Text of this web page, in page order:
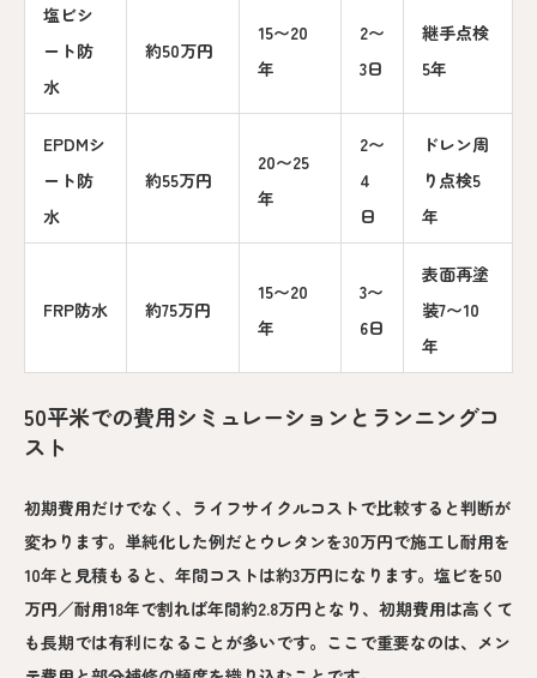
塩ビシ
ート防
水
約50万円
15〜20
年
2〜
3日
継手点検
5年
EPDMシ
ート防
水
約55万円
20〜25
年
2〜
4
日
ドレン周
り点検5
年
FRP防水 約75万円
15〜20
年
3〜
6日
表面再塗
装7〜10
年
50平米での費用シミュレーションとランニングコ
スト
初期費用だけでなく、ライフサイクルコストで比較すると判断が
変わります。単純化した例だとウレタンを30万円で施工し耐用を
10年と見積もると、年間コストは約3万円になります。塩ビを50
万円／耐用18年で割れば年間約2.8万円となり、初期費用は高くて
も長期では有利になることが多いです。ここで重要なのは、メン